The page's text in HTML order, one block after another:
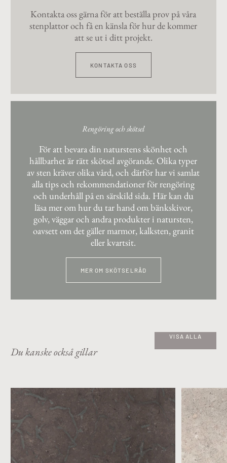
Kontakta oss gärna för att beställa prov på våra
stenplattor och få en känsla för hur de kommer
att se ut i ditt projekt.
KONTAKTA OSS
Rengöring och skötsel
För att bevara din naturstens skönhet och
hållbarhet är rätt skötsel avgörande. Olika typer
av sten kräver olika vård, och därför har vi samlat
alla tips och rekommendationer för rengöring
och underhåll på en särskild sida. Här kan du
läsa mer om hur du tar hand om bänkskivor,
golv, väggar och andra produkter i natursten,
oavsett om det gäller marmor, kalksten, granit
eller kvartsit.
MER OM SKÖTSELRÅD
Du kanske också gillar
VISA ALLA